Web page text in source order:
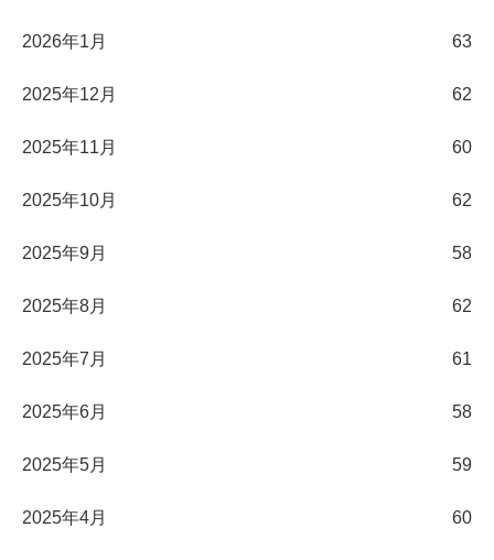
2026年1月 63
2025年12月 62
2025年11月 60
2025年10月 62
2025年9月 58
2025年8月 62
2025年7月 61
2025年6月 58
2025年5月 59
2025年4月 60